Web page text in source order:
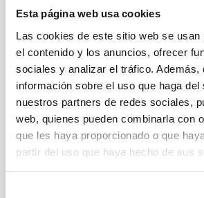
Esta página web usa cookies
Las cookies de este sitio web se usan
el contenido y los anuncios, ofrecer
sociales y analizar el tráfico. Además,
información sobre el uso que haga del
nuestros partners de redes sociales,
web, quienes pueden combinarla con
que les haya proporcionado o que
partir del uso que haya hecho de sus
Advanced Grant” para estudiar
de estrellas similares al Sol
El Instituto de Astrofísica de Canarias
obtenido una nueva ERC Advanced
Europeo de Investigación (ERC) para
Esta ayuda, una de las más
competitivas de la ciencia europea,
personal investigador con
y propuestas altamente innovadoras,